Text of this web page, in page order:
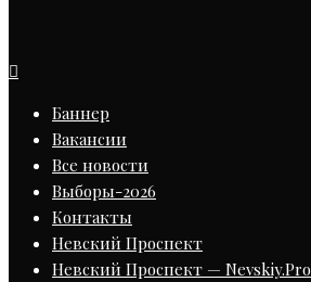
Баннер
Вакансии
Все новости
Выборы-2026
Контакты
Невский Проспект
Невский Проспект — Nevskiy.Pro